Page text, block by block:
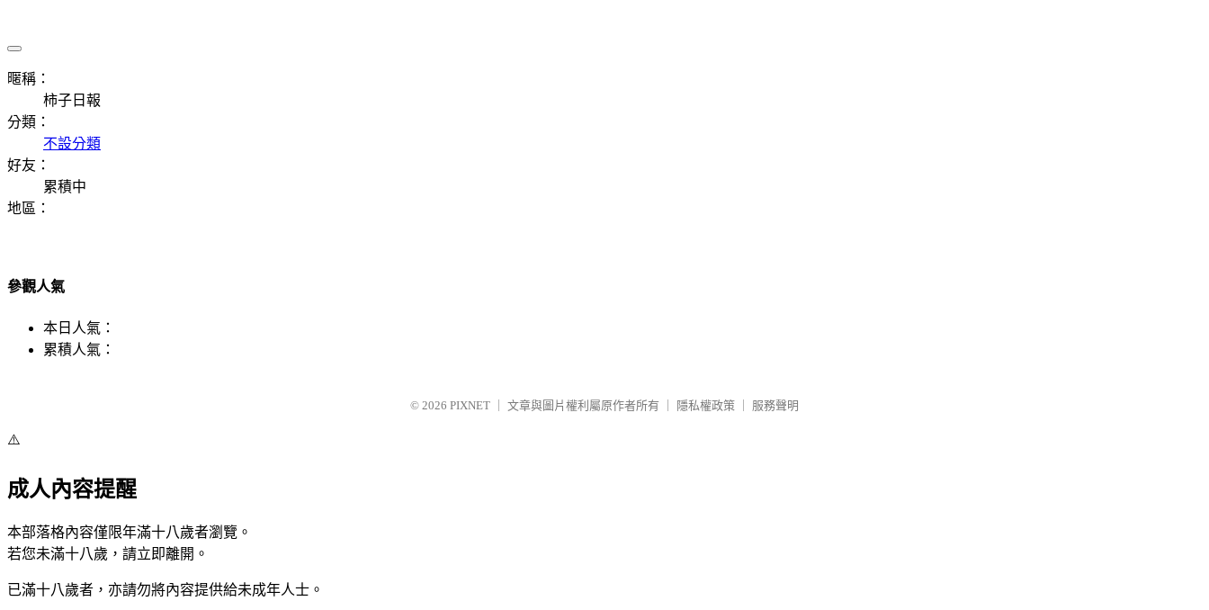
暱稱：
柿子日報
分類：
不設分類
好友：
累積中
地區：
參觀人氣
本日人氣：
累積人氣：
© 2026 PIXNET 文章與圖片權利屬原作者所有 隱私權政策 服務聲明
⚠️
成人內容提醒
本部落格內容僅限年滿十八歲者瀏覽。
若您未滿十八歲，請立即離開。
已滿十八歲者，亦請勿將內容提供給未成年人士。